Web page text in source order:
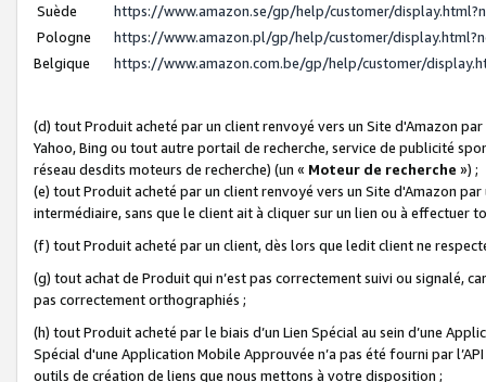
Suède
https://www.amazon.se/gp/help/customer/
Pologne
https://www.amazon.pl/gp/help/customer/
Belgique
https://www.amazon.com.be/gp/help/customer/
(d) tout Produit acheté par un client renvoyé vers un Site d'Amazon
Yahoo, Bing ou tout autre portail de recherche, service de publicité
réseau desdits moteurs de recherche) (un « Moteur de recherche ») ;
(e) tout Produit acheté par un client renvoyé vers un Site d'Amazon
intermédiaire, sans que le client ait à cliquer sur un lien ou à
(f) tout Produit acheté par un client, dès lors que ledit client ne
(g) tout achat de Produit qui n’est pas correctement suivi ou signalé,
pas correctement orthographiés ;
(h) tout Produit acheté par le biais d’un Lien Spécial au sein d’une
Spécial d'une Application Mobile Approuvée n’a pas été fourni par
outils de création de liens que nous mettons à votre disposition ;